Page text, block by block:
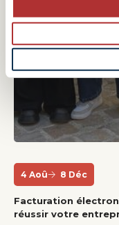
4 Aoû 8 Déc
Facturation
réussir votre